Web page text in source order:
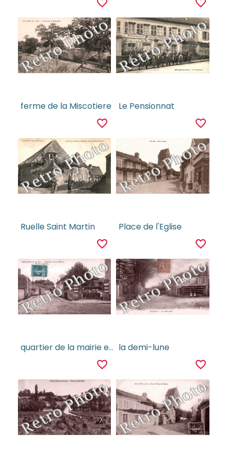
favorite_border favorite_border
ferme de la Miscotiere
favorite_border
Le Pensionnat
favorite_border
Ruelle Saint Martin
favorite_border
Place de l'Eglise
favorite_border
quartier de la mairie ecole et poste
favorite_border
la demi-lune
favorite_border